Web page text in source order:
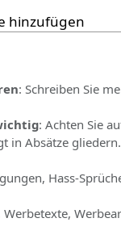
hinzufügen
: Schreiben Sie
: Achten Sie
in Absätze
Hass-